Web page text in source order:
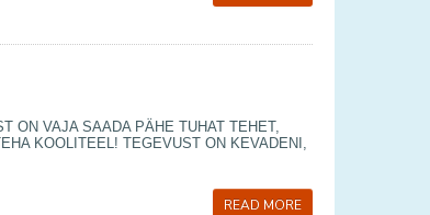
ON VAJA SAADA PÄHE TUHAT TEHET,
KOOLITEEL! TEGEVUST ON KEVADENI,
READ MORE